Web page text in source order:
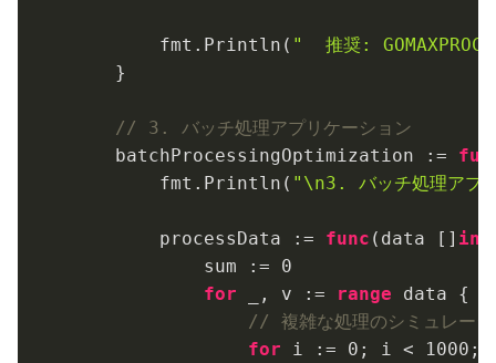
        fmt.Println(
"  推奨:
    }
// 3. バッチ処理アプリケーション
    batchProcessingOptimization :=
        fmt.Println(
"\n3. バッチ処理アプ
        processData :=
func (data [] int
            sum :=
0
for _, v := range data {
// 複雑な処理のシミュレーシ
for i := 0 ; i < 1000 ;